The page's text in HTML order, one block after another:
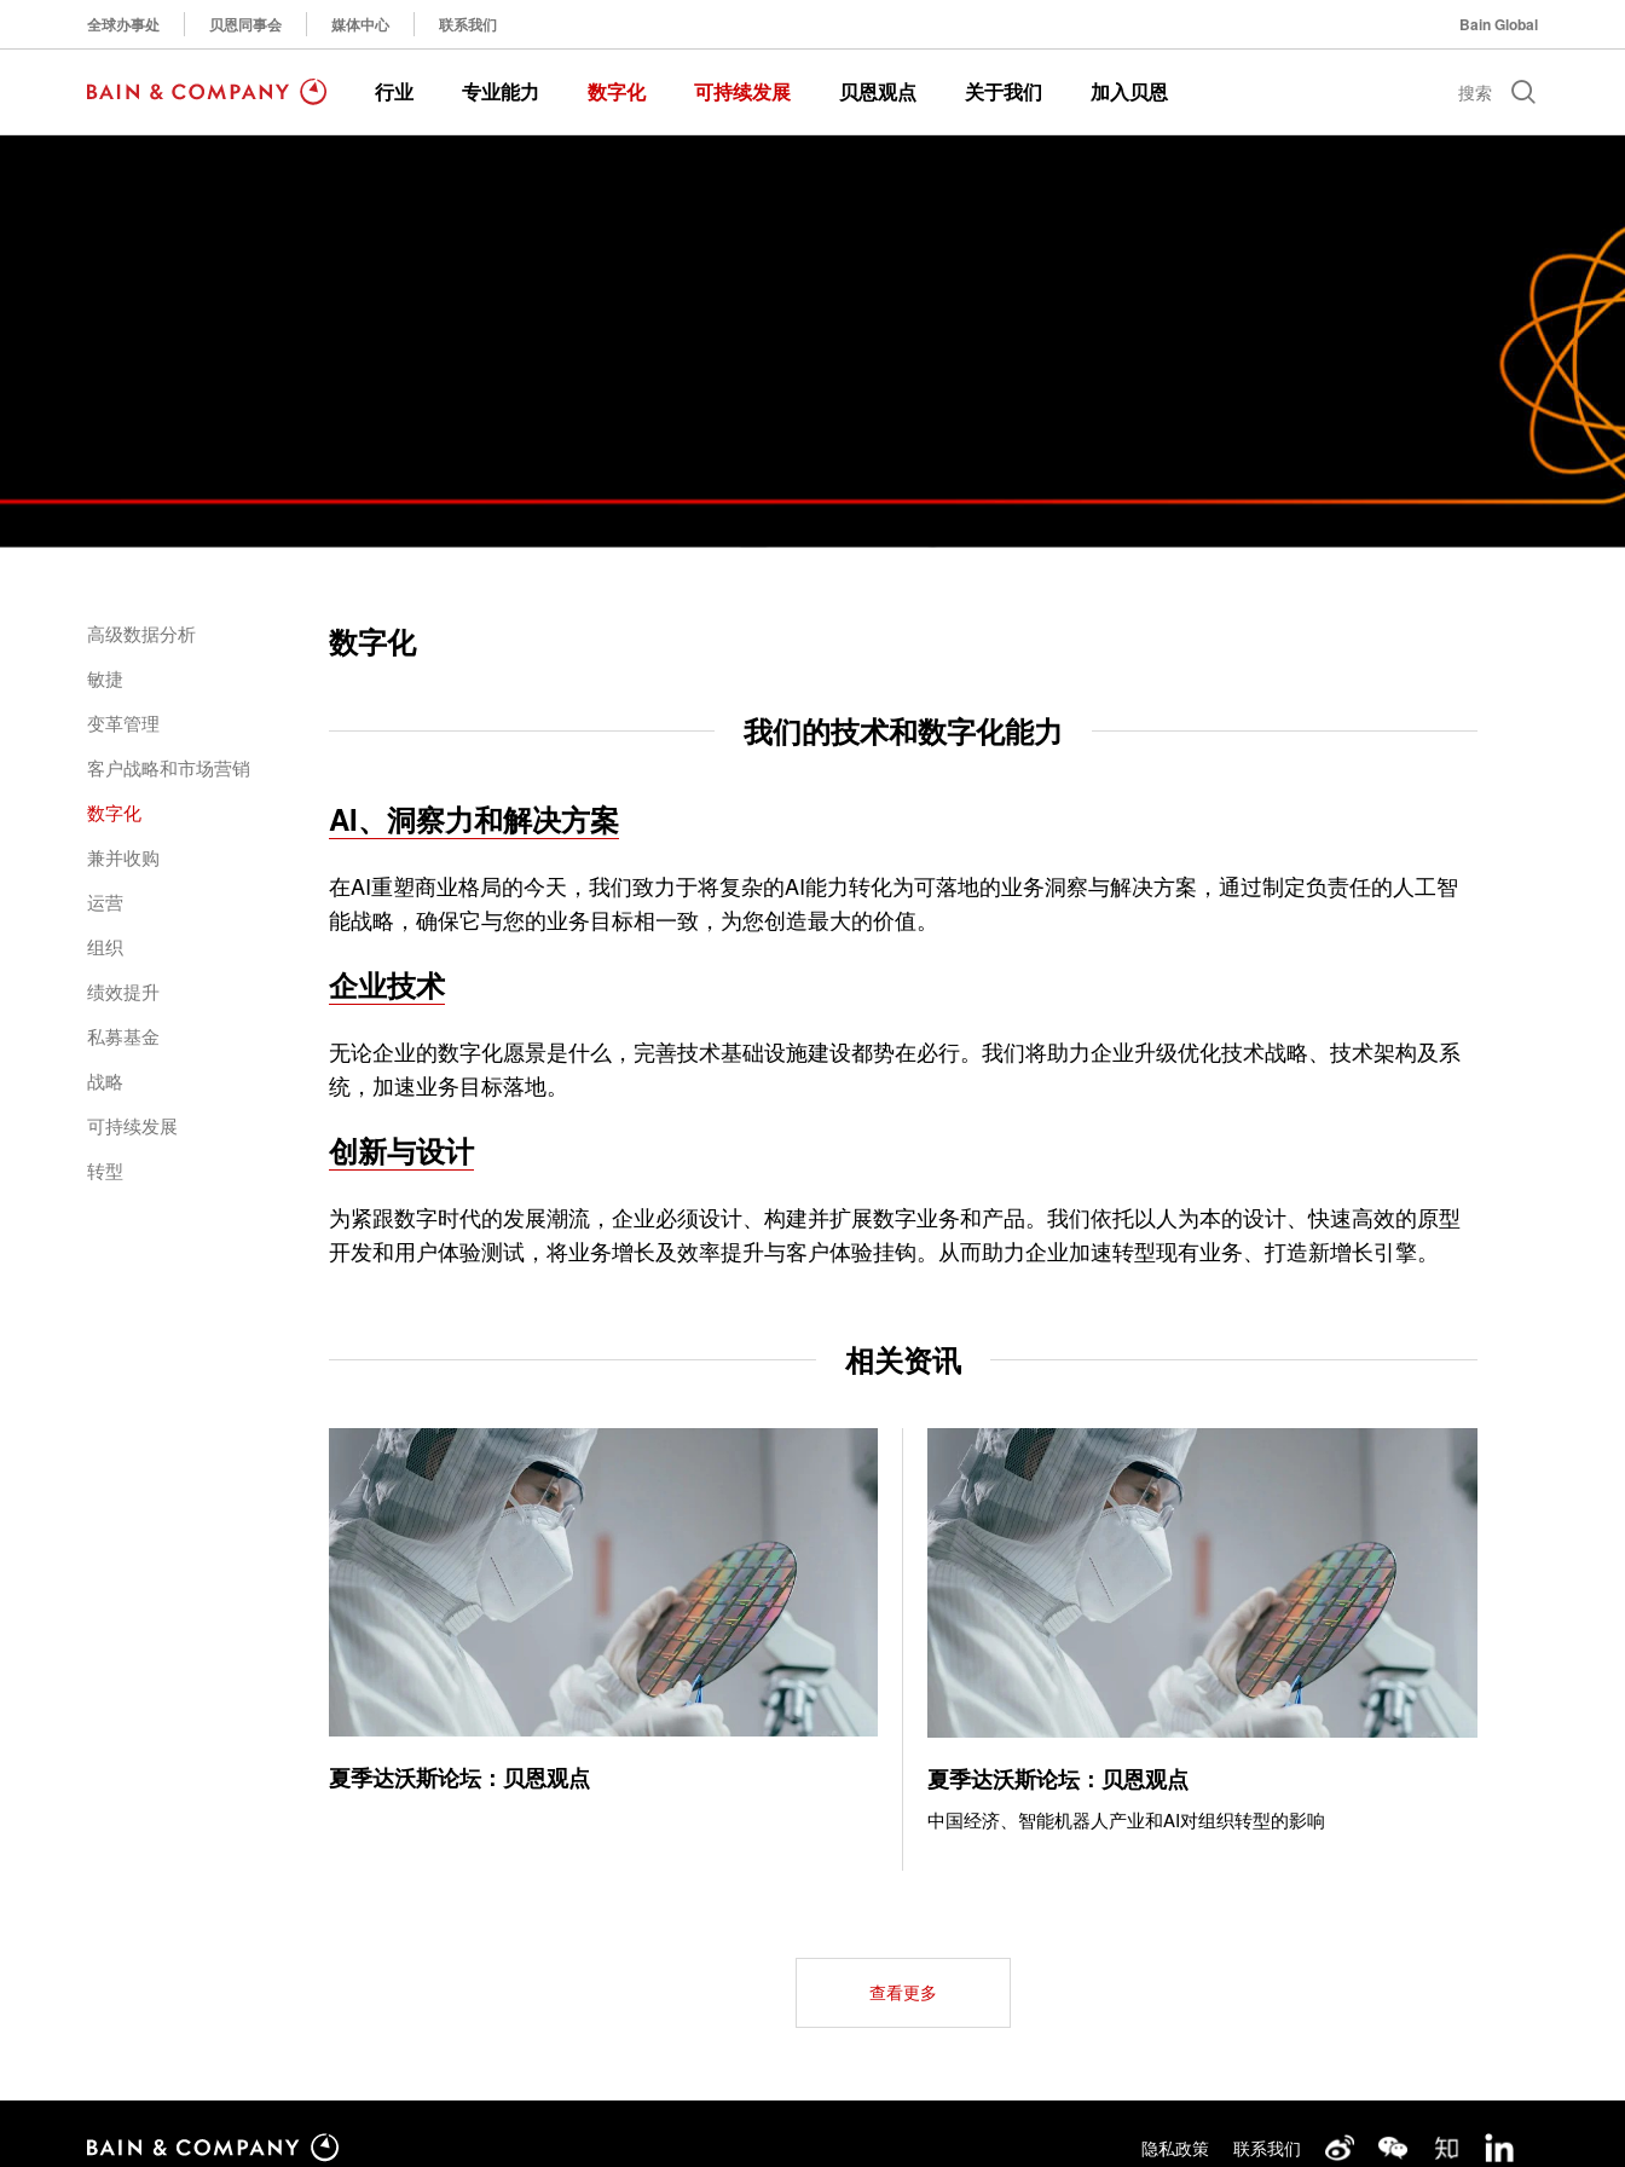
全球办事处 贝恩同事会 媒体中心 联系我们 Bain Global
行业 专业能力 数字化 可持续发展 贝恩观点 关于我们 加入贝恩 搜索
高级数据分析
敏捷
变革管理
客户战略和市场营销
数字化
兼并收购
运营
组织
绩效提升
私募基金
战略
可持续发展
转型
数字化
我们的技术和数字化能力
AI、洞察力和解决方案
在AI重塑商业格局的今天，我们致力于将复杂的AI能力转化为可落地的业务洞察与解决方案，通过制定负责任的人工智
能战略，确保它与您的业务目标相一致，为您创造最大的价值。
企业技术
无论企业的数字化愿景是什么，完善技术基础设施建设都势在必行。我们将助力企业升级优化技术战略、技术架构及系
统，加速业务目标落地。
创新与设计
为紧跟数字时代的发展潮流，企业必须设计、构建并扩展数字业务和产品。我们依托以人为本的设计、快速高效的原型
开发和用户体验测试，将业务增长及效率提升与客户体验挂钩。从而助力企业加速转型现有业务、打造新增长引擎。
相关资讯
夏季达沃斯论坛：贝恩观点 夏季达沃斯论坛：贝恩观点
中国经济、智能机器人产业和AI对组织转型的影响
查看更多
隐私政策 联系我们